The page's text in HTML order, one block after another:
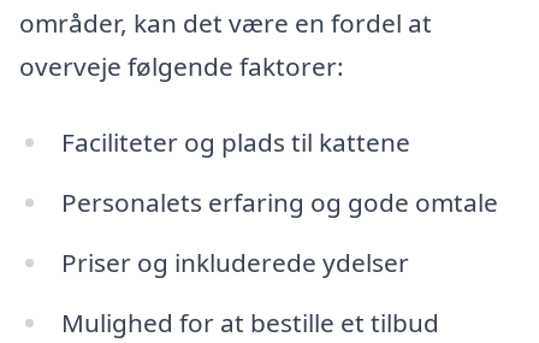
områder, kan det være en fordel at
overveje følgende faktorer:
Faciliteter og plads til kattene
Personalets erfaring og gode omtale
Priser og inkluderede ydelser
Mulighed for at bestille et tilbud